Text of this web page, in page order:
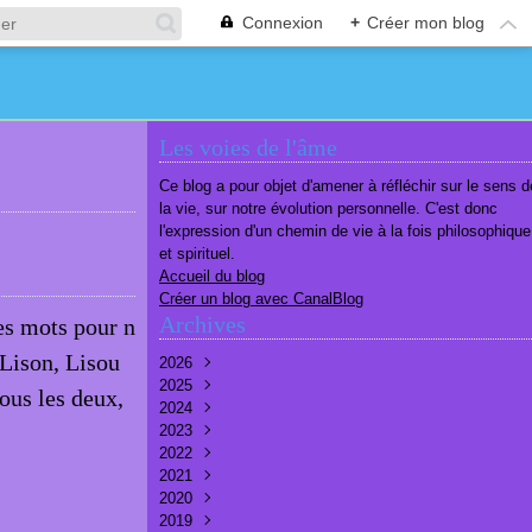
Connexion + Créer mon blog
mots pour n
Lisou
les deux,
Les voies de l'âme
Ce blog a pour objet d'amener à réfléchir sur le sens
la vie, sur notre évolution personnelle. C'est donc
l'expression d'un chemin de vie à la fois philosophique
et spirituel.
Accueil du blog
Créer un blog avec CanalBlog
Archives
2026
Août
Juillet
Juin
Mai(7)
Avril
Mars
Février
2025
Décembre
Novembre
Octobre
Septembre
Août
Juillet
2024
Décembre
Novembre
Octobre
Septembre
Août
2023
Décembre
Novembre
Octobre
Septembre
2022
Décembre
Septembre
Août
2021
Décembre
Novembre
2020
Décembre
2019